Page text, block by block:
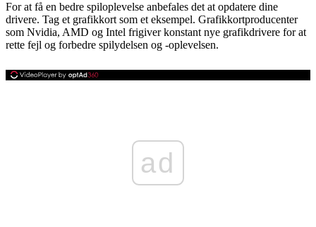
For at få en bedre spiloplevelse anbefales det at opdatere dine
drivere. Tag et grafikkort som et eksempel. Grafikkortproducenter
som Nvidia, AMD og Intel frigiver konstant nye grafikdrivere for at
rette fejl og forbedre spilydelsen og -oplevelsen.
ad